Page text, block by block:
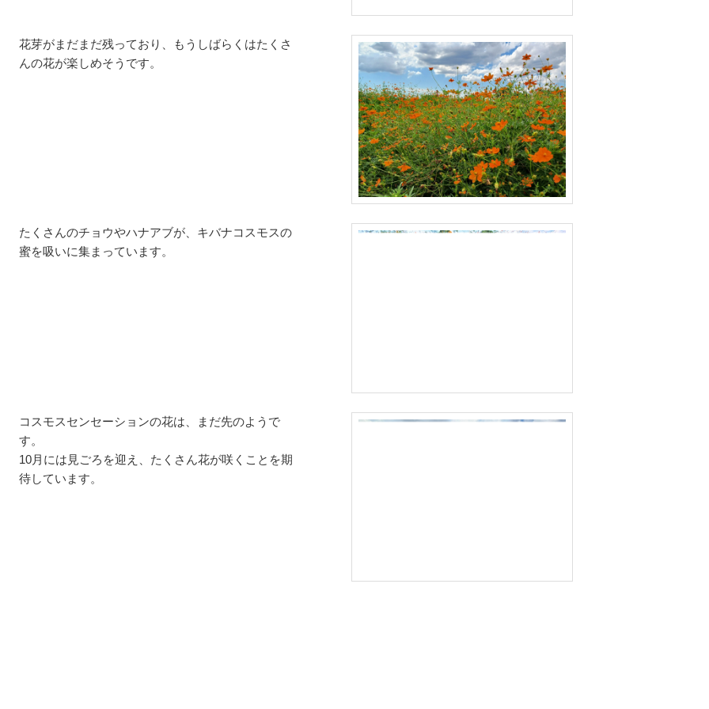
花芽がまだまだ残っており、もうしばらくはたくさ
んの花が楽しめそうです。
たくさんのチョウやハナアブが、キバナコスモスの
蜜を吸いに集まっています。
コスモスセンセーションの花は、まだ先のようで
す。
10月には見ごろを迎え、たくさん花が咲くことを期
待しています。